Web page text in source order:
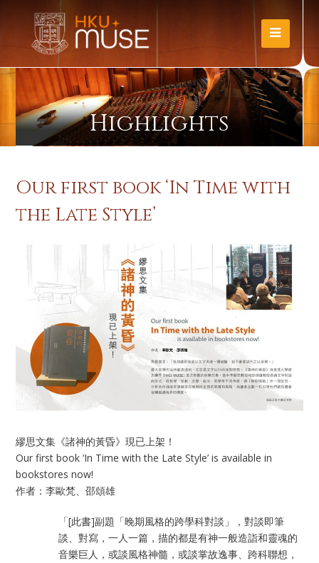
Highlights
Our first book ‘In Time with
the Late Style’
繆思文集《諸神的黃昏》現已上架！
Our first book ‘In Time with the Late Style’ is available in
bookstores now!
作者：李歐梵、邵頌雄
「[此書]副題「晚期風格的跨學科對談」，對談即筆
談、對寫，一人一篇，描的都是有神一般造詣和靈魂的
音樂巨人，或談風格神髓，或談掌故逸事、跨科聯想，